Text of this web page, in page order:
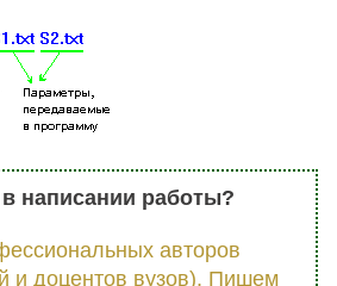
написании работы?
авторов
и доцентов вузов). Пишем